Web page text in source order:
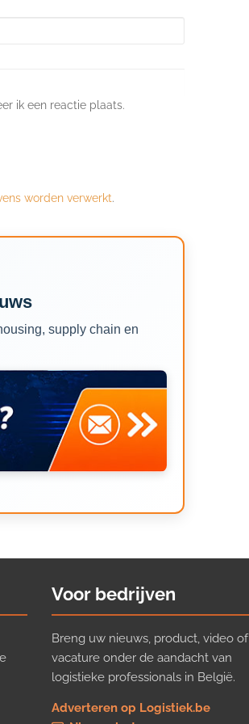
ik een reactie plaats.
worden verwerkt.
supply chain en
Voor bedrijven
Breng uw nieuws, product, video of
vacature onder de aandacht van
logistieke professionals in België.
Adverteren op Logistiek.be